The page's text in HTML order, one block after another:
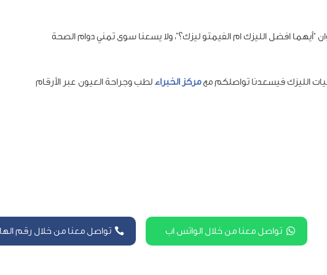
“أيهما افضل الليزك ام الفيمتو ليزك؟”، ولا يسعنا سوى تمني دوام الصحة
الليزك فيسعدنا تواصلكم معمركز الخبراءلطب وجراحة العيون عبر الأرقام
تواصل معنا من خلال الواتس اب تواصل معنا من خلال رقم